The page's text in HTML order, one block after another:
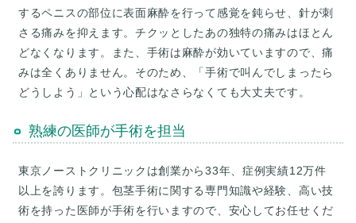
するペニスの部位に表面麻酔を行って感覚を鈍らせ、針が刺
さる痛みを抑えます。チクッとしたあの独特の痛みはほとん
どなくなります。また、手術は麻酔が効いていますので、痛
みは全くありません。そのため、「手術で叫んでしまったら
どうしよう」という心配はなさらなくても大丈夫です。
熟練の医師が手術を担当
東京ノーストクリニックは創業から33年、症例実績12万件
以上を誇ります。包茎手術に関する専門知識や経験、高い技
術を持った医師が手術を行いますので、安心してお任せくだ